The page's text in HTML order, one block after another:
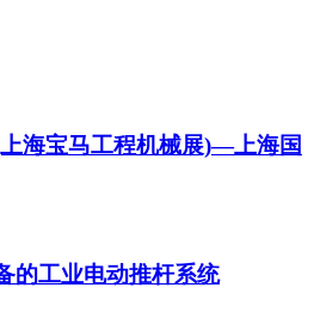
海宝马工程机械展)—上海国
的工业电动推杆系统